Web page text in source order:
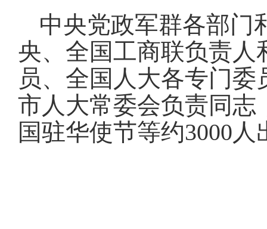
中央党政军群各部门
央、全国工商联负责
员、全国人大各专门
市人大常委会负责同志
国驻华使节等约3000人